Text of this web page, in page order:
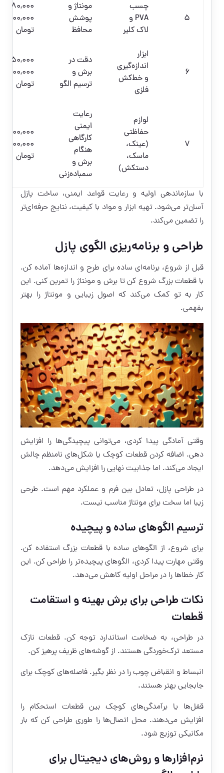
5
چسب
PVA و
لاک کلیر
مونتاژ و
پوشش
محافظ
600,000
تومان
6
ابزار
اندازه‌گیری
و خط‌کش
فلزی
دقت در
برش و
ترسیم الگو
800,000
تومان
7
لوازم
حفاظتی
(عینک،
ماسک،
دستکش)
رعایت
ایمنی
کارگاهی
هنگام
برش و
سمباده‌زنی
400,000
تومان
با سازماندهی اولیه و رعایت قواعد ایمنی، ساخت پازل
آسان‌تر می‌شود. تهیه ابزار و مواد با کیفیت، نتایج حرفه‌ای‌تر
را تضمین می‌کند.
طراحی و برنامه‌ریزی الگوی پازل
قبل از شروع، برنامه‌ای ساده برای طرح و اندازه‌ها آماده کن.
با قطعات بزرگ شروع کن تا برش و مونتاژ را تمرین کنی. این
کار به تو کمک می‌کند که اصول زیبایی و مونتاژ را بهتر
بفهمی.
وقتی آمادگی پیدا کردی، می‌توانی پیچیدگی‌ها را افزایش
دهی. اضافه کردن قطعات کوچک یا شکل‌های نامنظم چالش
ایجاد می‌کند. اما جذابیت نهایی را افزایش می‌دهد.
در طراحی پازل، تعادل بین فرم و عملکرد مهم است. طرحی
زیبا اما سخت برای مونتاژ مناسب نیست.
ترسیم الگوهای ساده و پیچیده
برای شروع، از الگوهای ساده با قطعات بزرگ استفاده کن.
وقتی مهارت پیدا کردی، الگوهای پیچیده‌تر را طراحی کن. این
کار خطاها را در مراحل اولیه کاهش می‌دهد.
نکات طراحی برای برش بهینه و استقامت
قطعات
در طراحی، به ضخامت استاندارد توجه کن. قطعات نازک
مستعد ترک‌خوردگی هستند. از گوشه‌های ظریف پرهیز کن.
انبساط و انقباض چوب را در نظر بگیر. فاصله‌های کوچک برای
جابجایی بهتر هستند.
قفل‌ها یا برآمدگی‌های کوچک بین قطعات استحکام را
افزایش می‌دهند. محل اتصال‌ها را طوری طراحی کن که بار
مکانیکی توزیع شود.
نرم‌افزارها و روش‌های دیجیتال برای